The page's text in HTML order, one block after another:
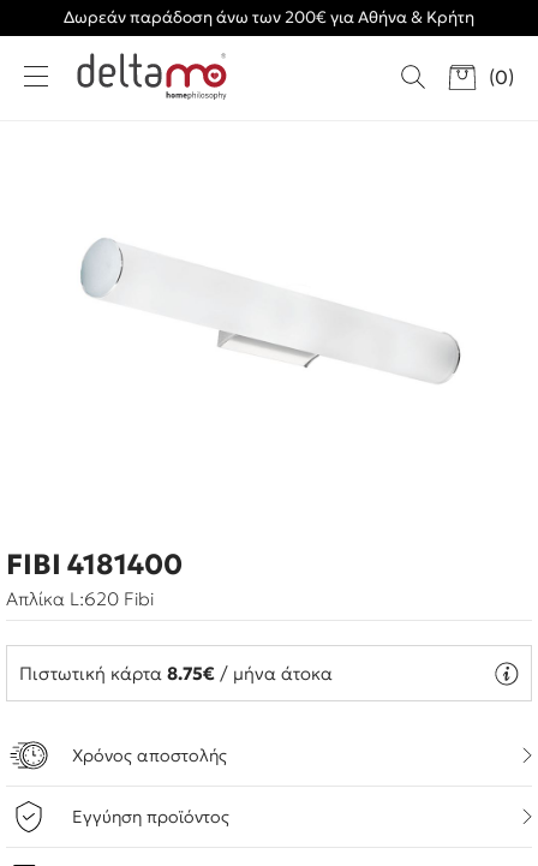
Δωρεάν παράδοση άνω των 200€ για Αθήνα & Κρήτη
(0)
FIBI 4181400
Απλίκα L:620 Fibi
Πιστωτική κάρτα 8.75€ / μήνα άτοκα
Χρόνος αποστολής
Εγγύηση προϊόντος